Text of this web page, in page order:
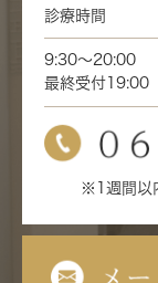
診療時間
9:30～20:00
最終受付19:00
※1週間以